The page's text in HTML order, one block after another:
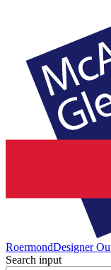
RoermondDesigner
Search input